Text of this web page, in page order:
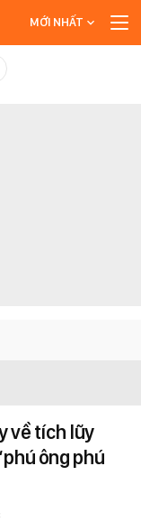
MỚI NHẤT
về tích lũy
ông phú